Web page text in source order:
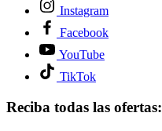
Instagram
Facebook
YouTube
TikTok
Reciba todas las ofertas: